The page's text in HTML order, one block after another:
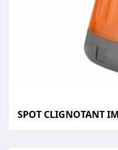
SPOT CLIGNOTANT